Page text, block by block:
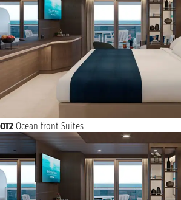
OT2 Ocean front Suites